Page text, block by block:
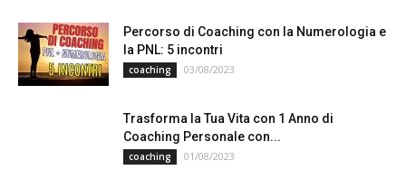
Percorso di Coaching con la Numerologia e
la PNL: 5 incontri
coaching 03/08/2023
Trasforma la Tua Vita con 1 Anno di
Coaching Personale con...
coaching 01/08/2023